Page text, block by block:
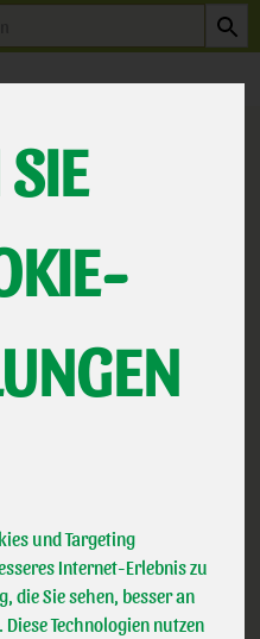
und Targeting
Internet-Erlebnis zu
die Sie sehen, besser an
Technologien nutzen
3,29 € * / 135